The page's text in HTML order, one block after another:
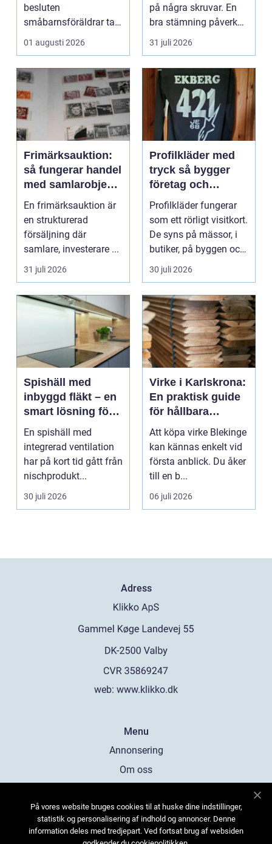
besluten
småbarnsföräldrar tar.
Omsorg, trygghet,
pedagog...
01 augusti 2026
på några skruvar. En
bra stämning påverkar
hur pianot låt...
31 juli 2026
Frimärksauktion:
så fungerar handel
med samlarobjekt i
praktiken
En frimärksauktion är
en strukturerad
försäljning där
samlare, investerare ...
31 juli 2026
Profilkläder med
tryck så bygger
företag och
klubbar en
starkare identitet
Profilkläder fungerar
som ett rörligt visitkort.
De syns på mässor, i
butiker, på byggen och
längs v...
30 juli 2026
Spishäll med
inbyggd fläkt – en
smart lösning för
moderna kök
En spishäll med
integrerad ventilation
har på kort tid gått från
nischprodukt...
30 juli 2026
Virke i Karlskrona:
En praktisk guide
för hållbara
byggprojekt
Att köpa virke Blekinge
kan kännas enkelt vid
första anblick. Du åker
till en b...
06 juli 2026
Adress
web: www.klikko.dk
Menu
Annonsering
Om oss
Kontakta oss
Sitemap
På vores website bruges cookies til at huske dine indstillinger,
statistik og personalisering af indhold og annoncer. Denne
information deles med tredjepart. Ved fortsat brug af websiden